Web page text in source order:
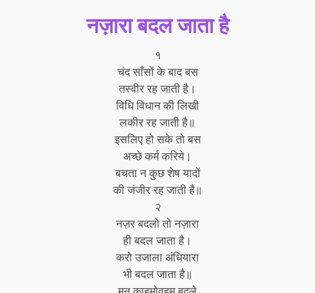
नज़ारा बदल जाता है
१
चंद साँसों के बाद बस
तस्वीर रह जाती है।
विधि विधान की लिखी
लकीर रह जाती है॥
इसलिए हो सके तो बस
अच्छे कर्म करिये।
बचता न कुछ शेष यादों
की जंजीर रह जाती है॥
२
नज़र बदलो तो नज़ारा
ही बदल जाता है।
करो उजाला अंधियारा
भी बदल जाता है॥